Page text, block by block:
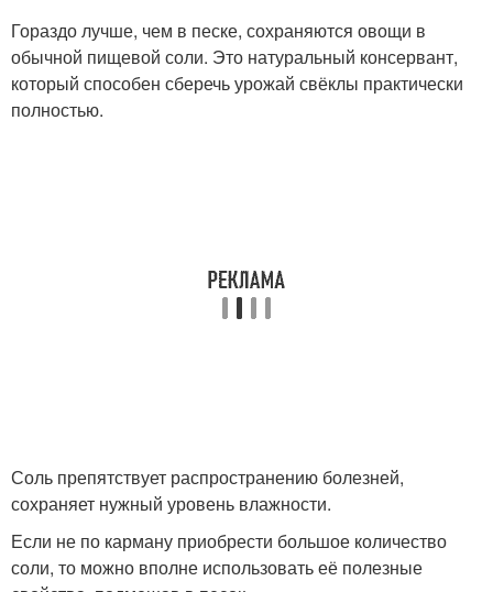
Гораздо лучше, чем в песке, сохраняются овощи в
обычной пищевой соли. Это натуральный консервант,
который способен сберечь урожай свёклы практически
полностью.
Соль препятствует распространению болезней,
сохраняет нужный уровень влажности.
Если не по карману приобрести большое количество
соли, то можно вполне использовать её полезные